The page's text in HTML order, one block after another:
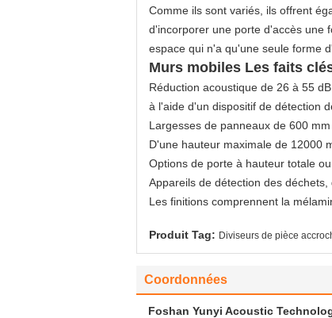
Comme ils sont variés, ils offrent
d'incorporer une porte d'accès une
espace qui n'a qu'une seule forme
Murs mobiles Les faits
Réduction acoustique de 26 à 55 dB
à l'aide d'un dispositif de détection
Largesses de panneaux de 600
D'une hauteur maximale de 12000
Options de porte à hauteur totale
Appareils de détection des
Les finitions comprennent la
Produit Tag: Diviseurs de pièce
Coordonnées
Foshan Yunyi Acoustic